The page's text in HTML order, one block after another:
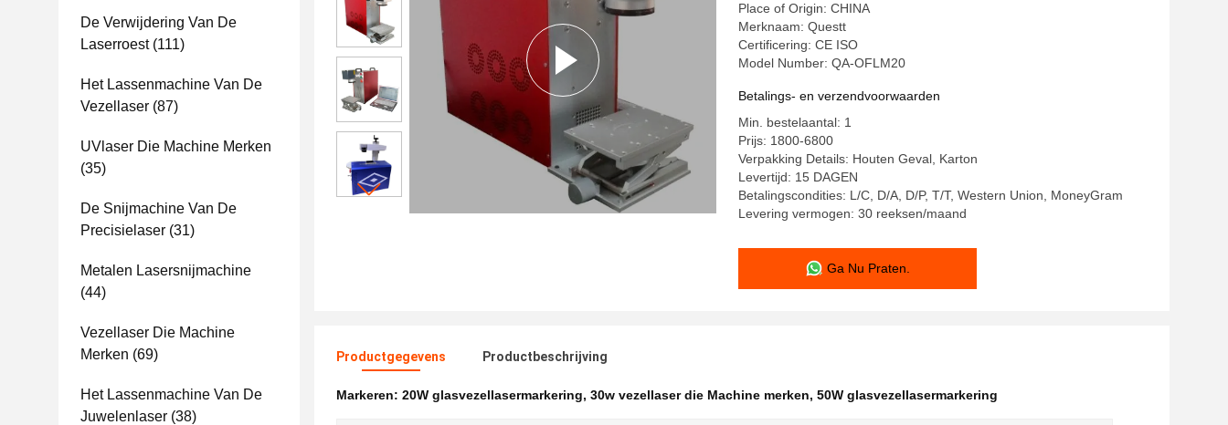
De Verwijdering Van De
Laserroest(111)
Het Lassenmachine Van De
Vezellaser (87)
UVlaser Die Machine Merken
(35)
De Snijmachine Van De
Precisielaser (31)
Metalen Lasersnijmachine
(44)
Vezellaser Die Machine
Merken (69)
Het Lassenmachine Van De
Juwelenlaser (38)
Place of Origin: CHINA
Merknaam: Questt
Certificering: CE ISO
Model Number: QA-OFLM20
Betalings- en verzendvoorwaarden
Min. bestelaantal: 1
Prijs: 1800-6800
Verpakking Details: Houten Geval, Karton
Levertijd: 15 DAGEN
Betalingscondities: L/C, D/A, D/P, T/T, Western Union, MoneyGram
Levering vermogen: 30 reeksen/maand
Ga Nu Praten.
Productgegevens Productbeschrijving
Markeren: 20W glasvezellasermarkering, 30w vezellaser die Machine merken, 50W glasvezellasermarkering